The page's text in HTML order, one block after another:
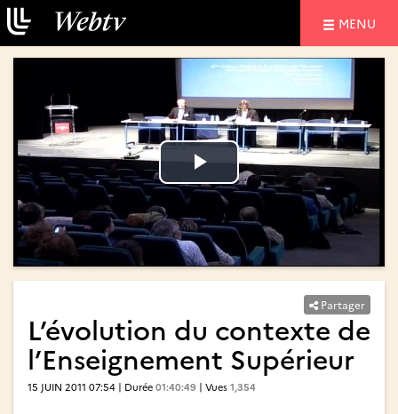
MENU
Lire
la
vidéo
Lire
la
vidéo
Partager
L’évolution du contexte de
l’Enseignement Supérieur
15 JUIN 2011 07:54 | Durée 01:40:49 | Vues 1,354